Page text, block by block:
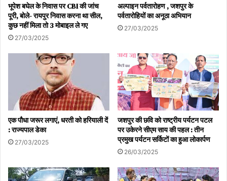
भूपेश बघेल के निवास पर CBI की जांच
पूरी, बोले- रायपुर निवास करना था सील,
कुछ नहीं मिला तो 3 मोबाइल ले गए
27/03/2025
अल्पाइन पर्वतारोहण , जशपुर के
पर्वतारोहियों का अनूठा अभियान
27/03/2025
एक पौधा जरूर लगाएं, धरती को हरियाली दें
: राज्यपाल डेका
27/03/2025
जशपुर की छवि को राष्ट्रीय पर्यटन पटल
पर उकेरने सीएम साय की पहल : तीन
प्रमुख पर्यटन सर्किटों का हुआ लोकार्पण
26/03/2025